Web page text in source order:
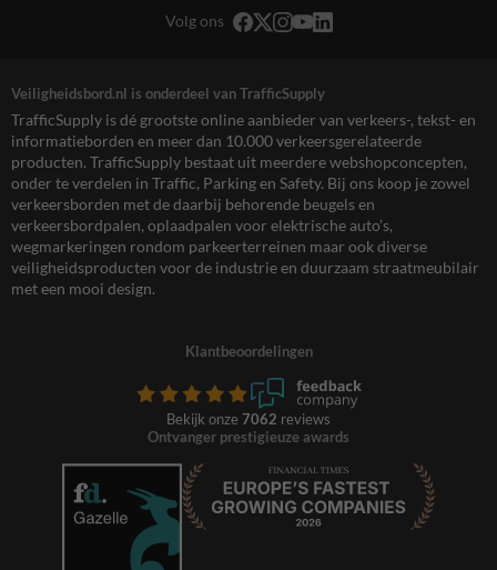
Volg ons
Veiligheidsbord.nl is onderdeel van TrafficSupply
TrafficSupply is dé grootste online aanbieder van verkeers-, tekst- en
informatieborden en meer dan 10.000 verkeersgerelateerde
producten. TrafficSupply bestaat uit meerdere webshopconcepten,
onder te verdelen in Traffic, Parking en Safety. Bij ons koop je zowel
verkeersborden met de daarbij behorende beugels en
verkeersbordpalen, oplaadpalen voor elektrische auto’s,
wegmarkeringen rondom parkeerterreinen maar ook diverse
veiligheidsproducten voor de industrie en duurzaam straatmeubilair
met een mooi design.
Klantbeoordelingen
Bekijk onze 7062 reviews
Ontvanger prestigieuze awards